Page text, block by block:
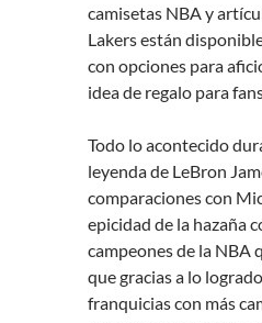
camisetas NBA y
Lakers están
con opciones para
idea de regalo para
Todo lo acontecido
leyenda de LeBron
comparaciones con
epicidad de la hazaña
campeones de la NBA
que gracias a lo
franquicias con más